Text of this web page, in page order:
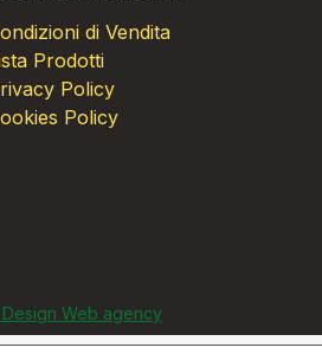
di Vendita
Prodotti
Policy
Policy
Design Web agency